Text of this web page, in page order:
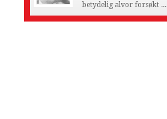
betydelig alvor forsøkt ...